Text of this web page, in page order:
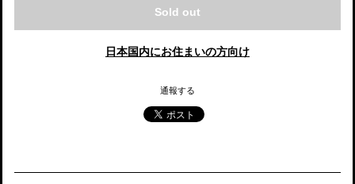
Sold out
日本国内にお住まいの方向け
通報する